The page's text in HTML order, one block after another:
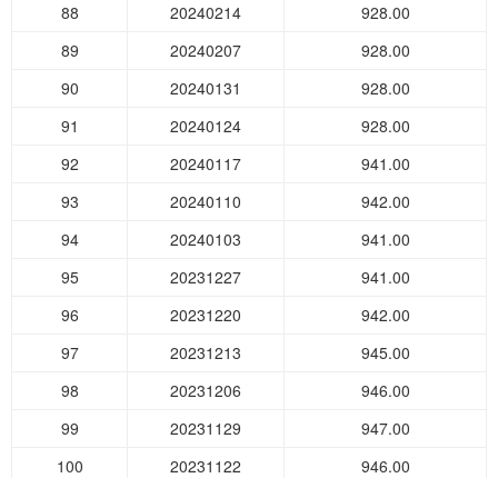
88
20240214
928.00
89
20240207
928.00
90
20240131
928.00
91
20240124
928.00
92
20240117
941.00
93
20240110
942.00
94
20240103
941.00
95
20231227
941.00
96
20231220
942.00
97
20231213
945.00
98
20231206
946.00
99
20231129
947.00
100
20231122
946.00